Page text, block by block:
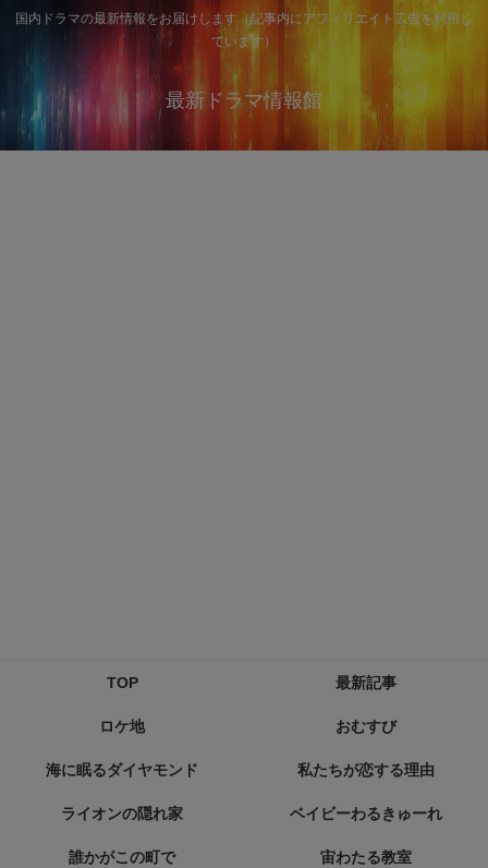
国内ドラマの最新情報をお届けします（記事内にアフィリエイト広告を利用し
ています）
最新ドラマ情報館
TOP 最新記事
ロケ地 おむすび
海に眠るダイヤモンド 私たちが恋する理由
ライオンの隠れ家 ベイビーわるきゅーれ
誰かがこの町で 宙わたる教室